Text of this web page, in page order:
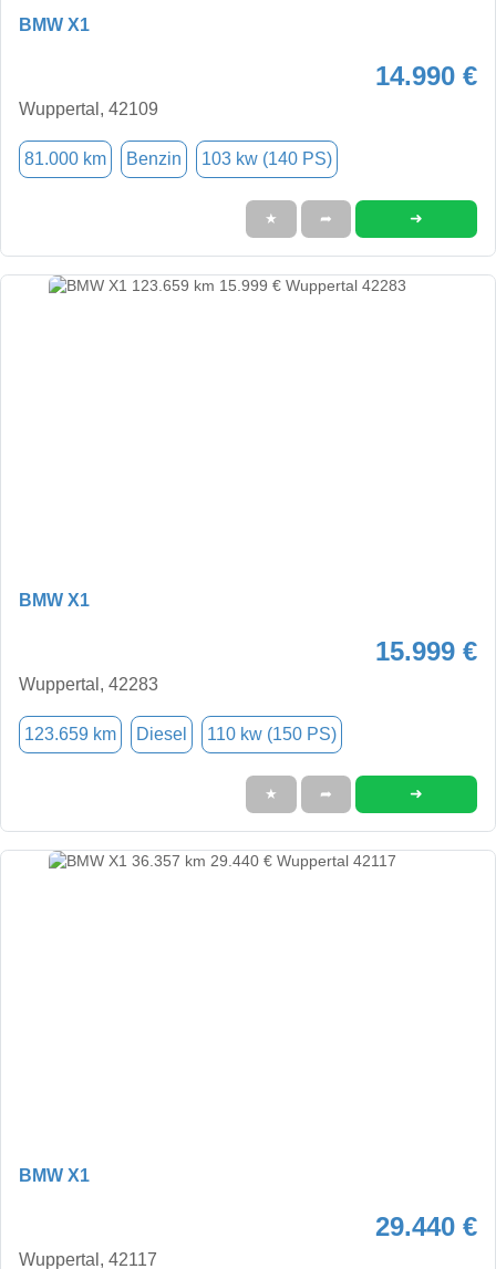
BMW X1
14.990 €
Wuppertal, 42109
81.000 km Benzin 103 kw (140 PS)
★ ➦ ➜
BMW X1
15.999 €
Wuppertal, 42283
123.659 km Diesel 110 kw (150 PS)
★ ➦ ➜
BMW X1
29.440 €
Wuppertal, 42117